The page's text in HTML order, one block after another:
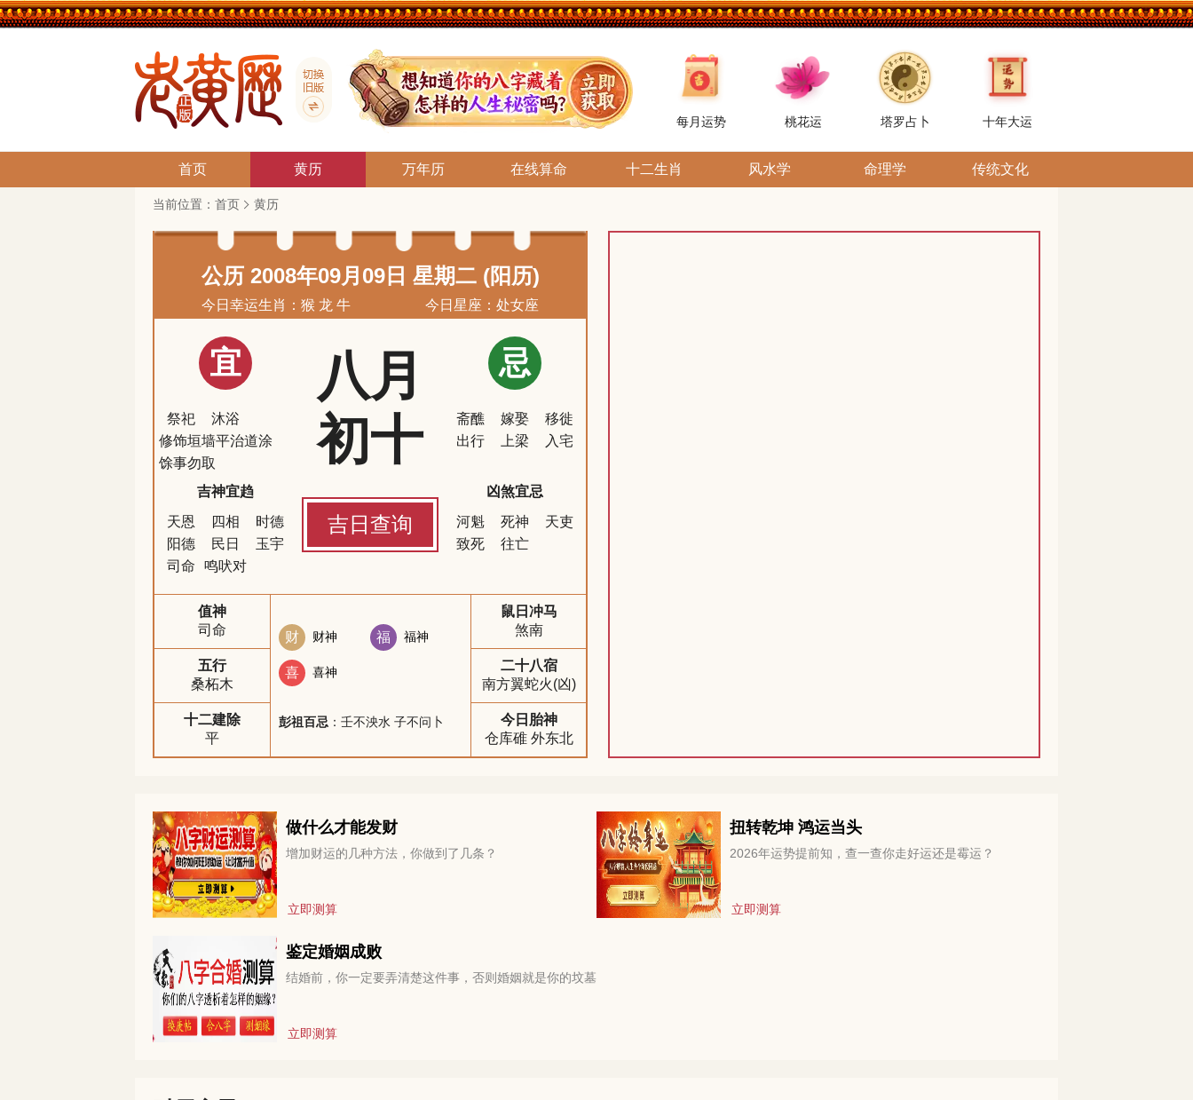
每月运势 桃花运 塔罗占卜 十年大运
首页 黄历 万年历 在线算命 十二生肖 风水学 命理学 传统文化
当前位置： 首页 黄历
公历 2008年09月09日 星期二 (阳历)
今日幸运生肖：猴 龙 牛 今日星座：处女座
宜
祭祀
沐浴
修饰垣墙平治道涂
馀事勿取
吉神宜趋
天恩
四相
时德
阳德
民日
玉宇
司命
鸣吠对
八月
初十
吉日查询
忌
斋醮 嫁娶
移徙
出行
上梁 入宅
凶煞宜忌
河魁
死神
天吏
致死
往亡
值神
司命
五行
桑柘木
十二建除
平
财 财神 福 福神
喜 喜神
彭祖百忌 ：壬不泱水 子不问卜
鼠日冲马
煞南
二十八宿
南方翼蛇火(凶)
今日胎神
仓库碓 外东北
做什么才能发财
增加财运的几种方法，你做到了几条？
立即测算
扭转乾坤 鸿运当头
2026年运势提前知，查一查你走好运还是霉运？
立即测算
鉴定婚姻成败
结婚前，你一定要弄清楚这件事，否则婚姻就是你的坟墓
立即测算